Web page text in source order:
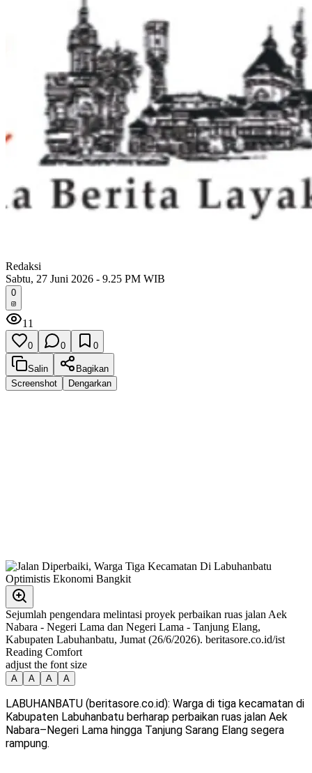
Redaksi
Sabtu, 27 Juni 2026 - 9.25 PM WIB
0
11
0 0 0
Salin
Bagikan
Screenshot
Dengarkan
Sejumlah pengendara melintasi proyek perbaikan ruas jalan Aek
Nabara - Negeri Lama dan Negeri Lama - Tanjung Elang,
Kabupaten Labuhanbatu, Jumat (26/6/2026). beritasore.co.id/ist
Reading Comfort
adjust the font size
A A A A
LABUHANBATU (beritasore.co.id): Warga di tiga kecamatan di
Kabupaten Labuhanbatu berharap perbaikan ruas jalan Aek
Nabara–Negeri Lama hingga Tanjung Sarang Elang segera
rampung.